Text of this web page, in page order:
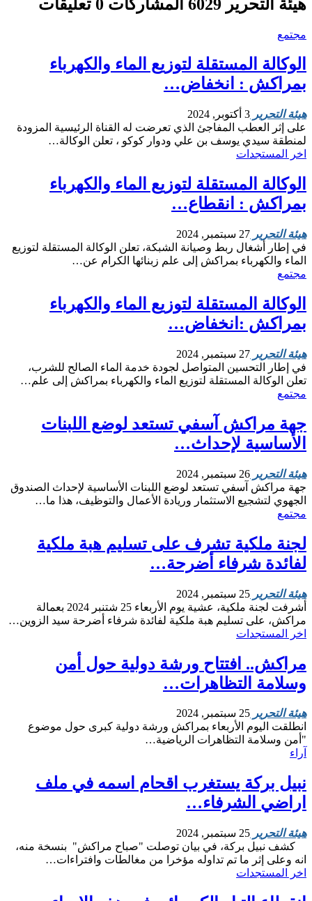
هيئة التحرير 6029 المشاركات 0 تعليقات
مجتمع
الوكالة المستقلة لتوزيع الماء والكهرباء
بمراكش : انخفاض…
هيئة التحرير 3 أكتوبر, 2024
على إثر العطب المفاجئ الذي تعرضت له القناة الرئيسية المزودة
لمنطقة سيدي يوسف بن علي ودوار كوكو ، تعلن الوكالة…
اخر المستجدات
الوكالة المستقلة لتوزيع الماء والكهرباء
بمراكش : انقطاع…
هيئة التحرير 27 سبتمبر, 2024
في إطار أشغال ربط وصيانة الشبكة، تعلن الوكالة المستقلة لتوزيع
الماء والكهرباء بمراكش إلى علم زبنائها الكرام عن…
مجتمع
الوكالة المستقلة لتوزيع الماء والكهرباء
بمراكش :انخفاض…
هيئة التحرير 27 سبتمبر, 2024
في إطار التحسين المتواصل لجودة خدمة الماء الصالح للشرب،
تعلن الوكالة المستقلة لتوزيع الماء والكهرباء بمراكش إلى علم…
مجتمع
جهة مراكش آسفي تستعد لوضع اللبنات
الأساسية لإحداث…
هيئة التحرير 26 سبتمبر, 2024
جهة مراكش آسفي تستعد لوضع اللبنات الأساسية لإحداث الصندوق
الجهوي لتشجيع الاستثمار وريادة الأعمال والتوظيف، هذا ما…
مجتمع
لجنة ملكية تشرف على تسليم هبة ملكية
لفائدة شرفاء أضرحة…
هيئة التحرير 25 سبتمبر, 2024
أشرفت لجنة ملكية، عشية يوم الأربعاء 25 شتنبر 2024 بعمالة
مراكش، على تسليم هبة ملكية لفائدة شرفاء أضرحة سيد الزوين…
اخر المستجدات
مراكش.. افتتاح ورشة دولية حول أمن
وسلامة التظاهرات…
هيئة التحرير 25 سبتمبر, 2024
انطلقت اليوم الأربعاء بمراكش ورشة دولية كبرى حول موضوع
"أمن وسلامة التظاهرات الرياضية…
آراء
نبيل بركة يستغرب اقحام اسمه في ملف
اراضي الشرفاء…
هيئة التحرير 25 سبتمبر, 2024
كشف نبيل بركة، في بيان توصلت "صباح مراكش" بنسخة منه،
انه وعلى إثر ما تم تداوله مؤخرا من مغالطات وافتراءات…
اخر المستجدات